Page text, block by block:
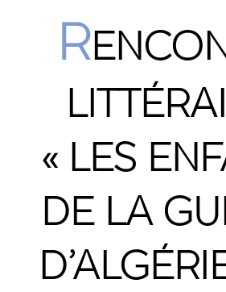
R
« LES
DE LA